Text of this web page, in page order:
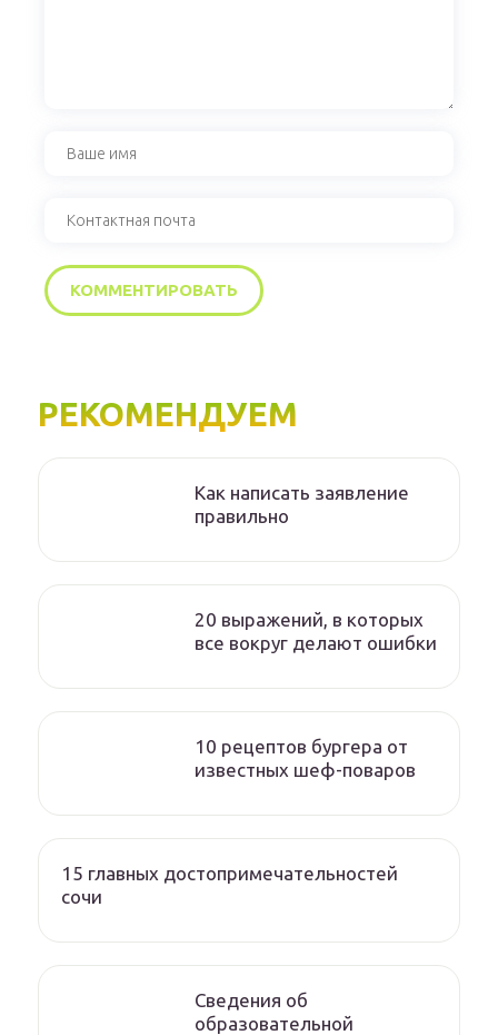
РЕКОМЕНДУЕМ
Как написать заявление
правильно
20 выражений, в которых
все вокруг делают ошибки
10 рецептов бургера от
известных шеф-поваров
15 главных достопримечательностей
сочи
Сведения об
образовательной